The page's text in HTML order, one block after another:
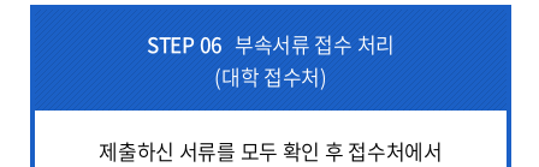
STEP 06 부속서류 접수 처리
(대학 접수처)
제출하신 서류를 모두 확인 후 접수처에서